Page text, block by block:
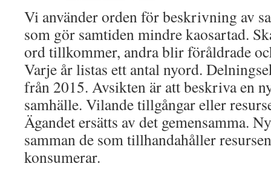
Vi använder orden för beskrivning av
som gör samtiden mindre kaosartad.
ord tillkommer, andra blir föråldrade
Varje år listas ett antal nyord.
från 2015. Avsikten är att beskriva en
samhälle. Vilande tillgångar eller
Ägandet ersätts av det gemensamma.
samman de som tillhandahåller
konsumerar.